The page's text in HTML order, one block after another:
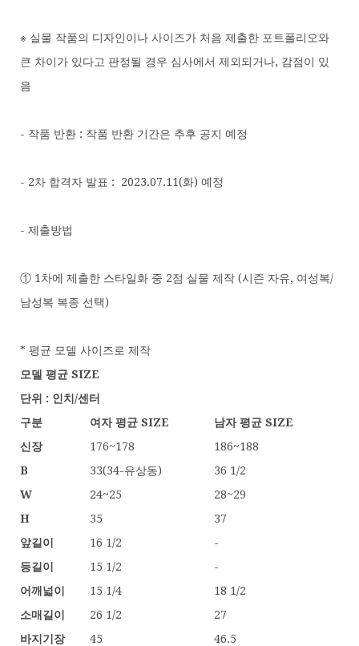
※ 실물 작품의 디자인이나 사이즈가 처음 제출한 포트폴리오와
큰 차이가 있다고 판정될 경우 심사에서 제외되거나, 감점이 있
음
- 작품 반환 : 작품 반환 기간은 추후 공지 예정
- 2차 합격자 발표 : 2023.07.11(화) 예정
- 제출방법
① 1차에 제출한 스타일화 중 2점 실물 제작 (시즌 자유, 여성복/
남성복 복종 선택)
* 평균 모델 사이즈로 제작
모델 평균 SIZE
단위 : 인치/센터
구분
여자 평균 SIZE
남자 평균 SIZE
신장
176~178
186~188
B
33(34-유상동)
36 1/2
W
24~25
28~29
H
35
37
앞길이
16 1/2
-
등길이
15 1/2
-
어깨넓이
15 1/4
18 1/2
소매길이
26 1/2
27
바지기장
45
46.5